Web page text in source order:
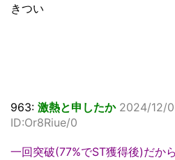
きつい
963: 激熱と申したか 2024/12/
ID:Or8Riue/0
一回突破(77%でST獲得後)だか